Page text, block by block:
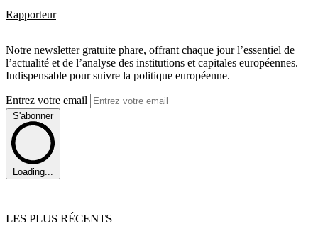
Rapporteur
Notre newsletter gratuite phare, offrant chaque jour l’essentiel de
l’actualité et de l’analyse des institutions et capitales européennes.
Indispensable pour suivre la politique européenne.
Entrez votre email
S'abonner
Loading...
LES PLUS RÉCENTS